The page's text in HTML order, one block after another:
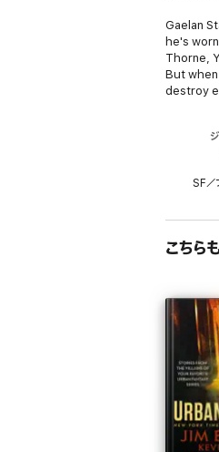
Gaelan
he's
Thorne,
But
destroy
SF／
こちら